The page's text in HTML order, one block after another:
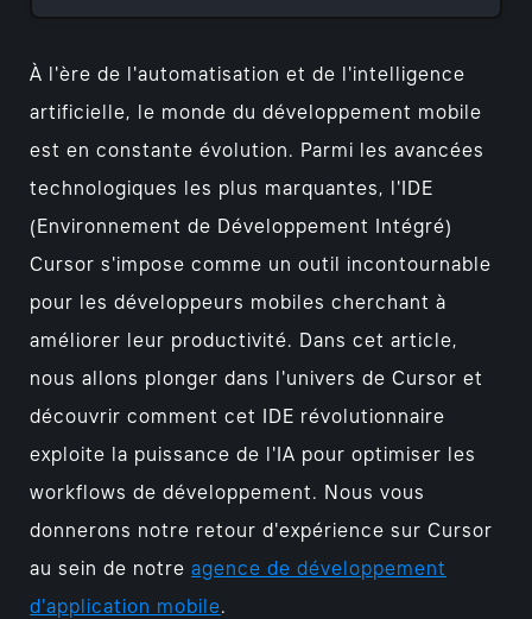
À l'ère de l'automatisation et de l'intelligence
artificielle, le monde du développement mobile
est en constante évolution. Parmi les avancées
technologiques les plus marquantes, l'IDE
(Environnement de Développement Intégré)
Cursor s'impose comme un outil incontournable
pour les développeurs mobiles cherchant à
améliorer leur productivité. Dans cet article,
nous allons plonger dans l'univers de Cursor et
découvrir comment cet IDE révolutionnaire
exploite la puissance de l'IA pour optimiser les
workflows de développement. Nous vous
donnerons notre retour d'expérience sur Cursor
au sein de notre agence de développement
d'application mobile.